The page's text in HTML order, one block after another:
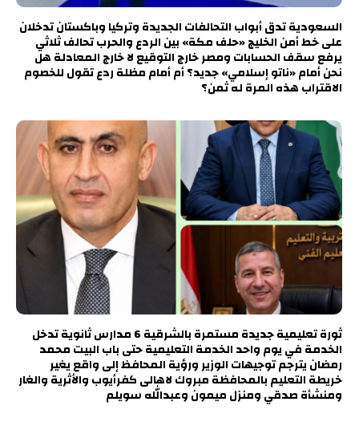
السعودية تدق أبواب التحالفات الجديدة وتركيا وباكستان تدخلان
على خط أمن الخليج «حلف مكة» بين الردع والحرب تحالف ثلاثي
يرفع سقف الحسابات ومصر خارج التوقيع لا خارج المعادلة هل
نحن أمام «ناتو إسلامي» جديد؟ أم أمام مظلة ردع تقول للخصوم
الاقتراب هذه المرة له ثمن؟
ثورة تعليمية جديدة مستمرة بالشرقية 6 مدارس ثانوية تدخل
الخدمة في يوم واحد الخدمة التعليمية حتى باب البيت محمد
رمضان يترجم توجيهات الوزير ورؤية المحافظ إلى واقع يغير
خريطة التعليم بالمحافظة مبروك لاهالى كفرأيوب والأثرية والغار
ومنشأة صدقي ومنزل ميمون وعبدالله سويلم